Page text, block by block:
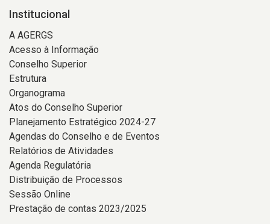
Institucional
A AGERGS
Acesso à Informação
Conselho Superior
Estrutura
Organograma
Atos do Conselho Superior
Planejamento Estratégico 2024-27
Agendas do Conselho e de Eventos
Relatórios de Atividades
Agenda Regulatória
Distribuição de Processos
Sessão Online
Prestação de contas 2023/2025